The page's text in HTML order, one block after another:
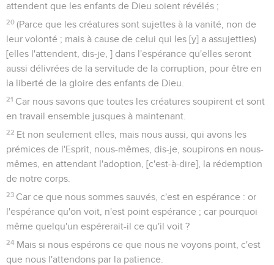
attendent que les enfants de Dieu soient révélés ;
20 (Parce que les créatures sont sujettes à la vanité, non de
leur volonté ; mais à cause de celui qui les [y] a assujetties)
[elles l'attendent, dis-je, ] dans l'espérance qu'elles seront
aussi délivrées de la servitude de la corruption, pour être en
la liberté de la gloire des enfants de Dieu.
21 Car nous savons que toutes les créatures soupirent et sont
en travail ensemble jusques à maintenant.
22 Et non seulement elles, mais nous aussi, qui avons les
prémices de l'Esprit, nous-mêmes, dis-je, soupirons en nous-
mêmes, en attendant l'adoption, [c'est-à-dire], la rédemption
de notre corps.
23 Car ce que nous sommes sauvés, c'est en espérance : or
l'espérance qu'on voit, n'est point espérance ; car pourquoi
même quelqu'un espérerait-il ce qu'il voit ?
24 Mais si nous espérons ce que nous ne voyons point, c'est
que nous l'attendons par la patience.